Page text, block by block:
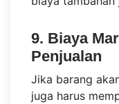
9. Biaya
Penjualan
Jika barang
juga harus